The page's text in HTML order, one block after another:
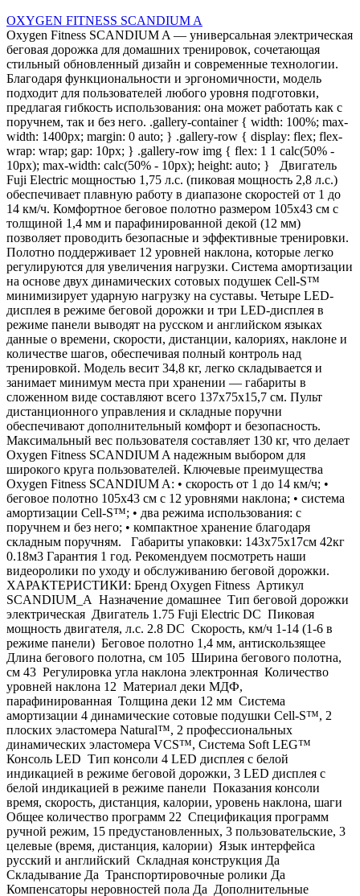
OXYGEN FITNESS SCANDIUM A
Oxygen Fitness SCANDIUM A — универсальная электрическая
беговая дорожка для домашних тренировок, сочетающая
стильный обновленный дизайн и современные технологии.
Благодаря функциональности и эргономичности, модель
подходит для пользователей любого уровня подготовки,
предлагая гибкость использования: она может работать как с
поручнем, так и без него. .gallery-container { width: 100%; max-
width: 1400px; margin: 0 auto; } .gallery-row { display: flex; flex-
wrap: wrap; gap: 10px; } .gallery-row img { flex: 1 1 calc(50% -
10px); max-width: calc(50% - 10px); height: auto; } Двигатель
Fuji Electric мощностью 1,75 л.с. (пиковая мощность 2,8 л.с.)
обеспечивает плавную работу в диапазоне скоростей от 1 до
14 км/ч. Комфортное беговое полотно размером 105х43 см с
толщиной 1,4 мм и парафинированной декой (12 мм)
позволяет проводить безопасные и эффективные тренировки.
Полотно поддерживает 12 уровней наклона, которые легко
регулируются для увеличения нагрузки. Система амортизации
на основе двух динамических сотовых подушек Cell-S™
минимизирует ударную нагрузку на суставы. Четыре LED-
дисплея в режиме беговой дорожки и три LED-дисплея в
режиме панели выводят на русском и английском языках
данные о времени, скорости, дистанции, калориях, наклоне и
количестве шагов, обеспечивая полный контроль над
тренировкой. Модель весит 34,8 кг, легко складывается и
занимает минимум места при хранении — габариты в
сложенном виде составляют всего 137х75х15,7 см. Пульт
дистанционного управления и складные поручни
обеспечивают дополнительный комфорт и безопасность.
Максимальный вес пользователя составляет 130 кг, что делает
Oxygen Fitness SCANDIUM A надежным выбором для
широкого круга пользователей. Ключевые преимущества
Oxygen Fitness SCANDIUM A: • скорость от 1 до 14 км/ч; •
беговое полотно 105х43 см с 12 уровнями наклона; • система
амортизации Cell-S™; • два режима использования: с
поручнем и без него; • компактное хранение благодаря
складным поручням. Габариты упаковки: 143х75х17см 42кг
0.18м3 Гарантия 1 год. Рекомендуем посмотреть наши
видеоролики по уходу и обслуживанию беговой дорожки.
ХАРАКТЕРИСТИКИ: Бренд Oxygen Fitness Артикул
SCANDIUM_A Назначение домашнее Тип беговой дорожки
электрическая Двигатель 1.75 Fuji Electric DC Пиковая
мощность двигателя, л.с. 2.8 DC Скорость, км/ч 1-14 (1-6 в
режиме панели) Беговое полотно 1,4 мм, антискользящее
Длина бегового полотна, см 105 Ширина бегового полотна,
см 43 Регулировка угла наклона электронная Количество
уровней наклона 12 Материал деки МДФ,
парафинированная Толщина деки 12 мм Система
амортизации 4 динамические сотовые подушки Cell-S™, 2
плоских эластомера Natural™, 2 профессиональных
динамических эластомера VCS™, Система Soft LEG™
Консоль LED Тип консоли 4 LED дисплея с белой
индикацией в режиме беговой дорожки, 3 LED дисплея с
белой индикацией в режиме панели Показания консоли
время, скорость, дистанция, калории, уровень наклона, шаги
Общее количество программ 22 Спецификация программ
ручной режим, 15 предустановленных, 3 пользовательские, 3
целевые (время, дистанция, калории) Язык интерфейса
русский и английский Складная конструкция Да
Складывание Да Транспортировочные ролики Да
Компенсаторы неровностей пола Да Дополнительные